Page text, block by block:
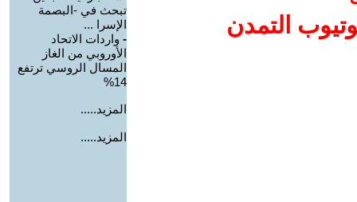
التمدن
تبحث في -البصمة
الإسرا ...
- واردات الاتحاد
الأوروبي من الغاز
المسال الروسي ترتفع
14%
المزيد.....
المزيد.....